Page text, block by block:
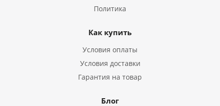
Политика
Как купить
Условия оплаты
Условия доставки
Гарантия на товар
Блог